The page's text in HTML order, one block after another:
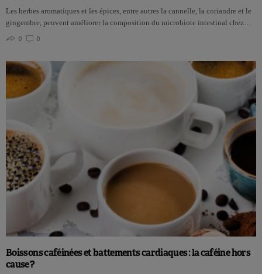
Les herbes aromatiques et les épices, entre autres la cannelle, la coriandre et le
gingembre, peuvent améliorer la composition du microbiote intestinal chez…
0
0
Boissons caféinées et battements cardiaques : la caféine hors
cause ?